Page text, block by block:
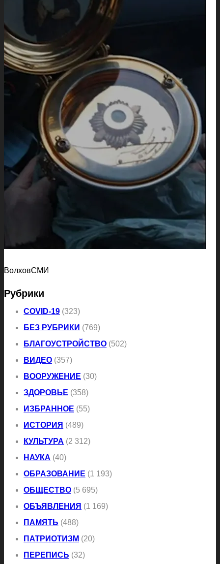
ВолховСМИ
Рубрики
COVID-19 (323)
БЕЗ РУБРИКИ (769)
БЛАГОУСТРОЙСТВО (502)
ВИДЕО (357)
ВООРУЖЕНИЕ (30)
ЗДОРОВЬЕ (358)
ИЗБРАННОЕ (55)
ИСТОРИЯ (489)
КУЛЬТУРА (2 312)
НАУКА (40)
ОБРАЗОВАНИЕ (1 193)
ОБЩЕСТВО (5 695)
ОБЪЯВЛЕНИЯ (1 169)
ПАМЯТЬ (488)
ПАТРИОТИЗМ (20)
ПЕРЕПИСЬ (32)